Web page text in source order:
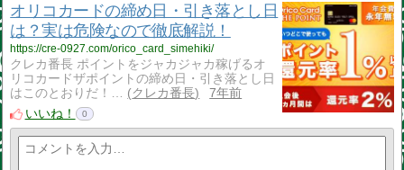
オリコカードの締め日・引き落とし日
は？実は危険なので徹底解説！
https://cre-0927.com/orico_card_simehiki/
クレカ番長 ポイントをジャカジャカ稼げるオ
リコカードザポイントの締め日・引き落とし日
はこのとおりだ！…
クレカ番長
7年前
いいね！
0